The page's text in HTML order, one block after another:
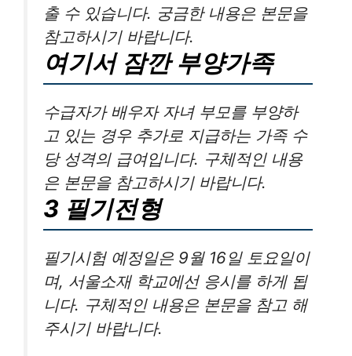
출 수 있습니다. 궁금한 내용은 본문을
참고하시기 바랍니다.
여기서 잠깐 부양가족
수급자가 배우자 자녀 부모를 부양하
고 있는 경우 추가로 지급하는 가족 수
당 성격의 급여입니다. 구체적인 내용
은 본문을 참고하시기 바랍니다.
3 필기전형
필기시험 예정일은 9월 16일 토요일이
며, 서울소재 학교에선 응시를 하게 됩
니다. 구체적인 내용은 본문을 참고 해
주시기 바랍니다.